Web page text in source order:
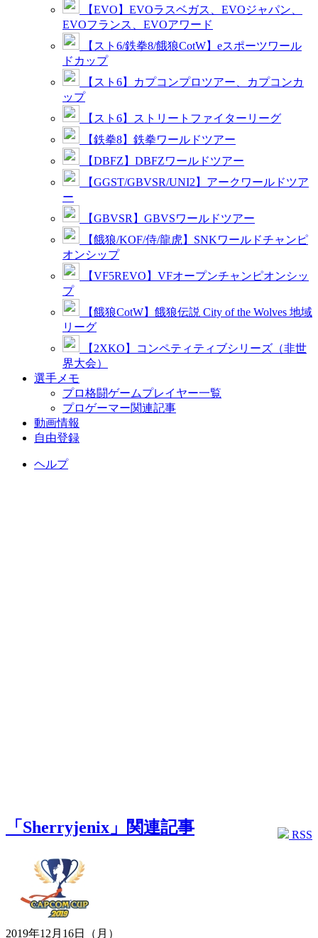
【EVO】EVOラスベガス、EVOジャパン、
EVOフランス、EVOアワード
【スト6/鉄拳8/餓狼CotW】eスポーツワール
ドカップ
【スト6】カプコンプロツアー、カプコンカ
ップ
【スト6】ストリートファイターリーグ
【鉄拳8】鉄拳ワールドツアー
【DBFZ】DBFZワールドツアー
【GGST/GBVSR/UNI2】アークワールドツア
ー
【GBVSR】GBVSワールドツアー
【餓狼/KOF/侍/龍虎】SNKワールドチャンピ
オンシップ
【VF5REVO】VFオープンチャンピオンシッ
プ
【餓狼CotW】餓狼伝説 City of the Wolves 地域
リーグ
【2XKO】コンペティティブシリーズ（非世
界大会）
選手メモ
プロ格闘ゲームプレイヤー一覧
プロゲーマー関連記事
動画情報
自由登録
ヘルプ
RSS
「Sherryjenix」関連記事
2019年12月16日（月）